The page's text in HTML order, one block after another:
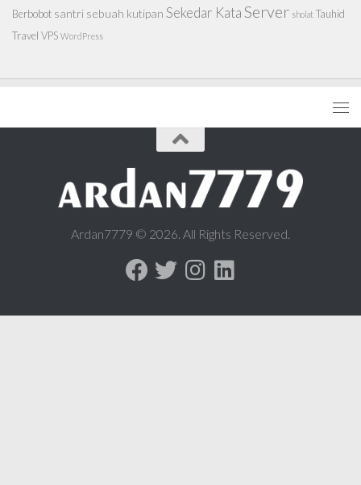
Berbobot santri sebuah kutipan Sekedar Kata Server sholat Tauhid
Travel VPS WordPress
Ardan7779 © 2026. All Rights Reserved.